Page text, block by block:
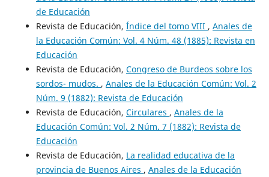
de Educación
Revista de Educación, Índice del tomo VIII , Anales de
la Educación Común: Vol. 4 Núm. 48 (1885): Revista en
Educación
Revista de Educación, Congreso de Burdeos sobre los
sordos- mudos. , Anales de la Educación Común: Vol. 2
Núm. 9 (1882): Revista de Educación
Revista de Educación, Circulares , Anales de la
Educación Común: Vol. 2 Núm. 7 (1882): Revista de
Educación
Revista de Educación, La realidad educativa de la
provincia de Buenos Aires , Anales de la Educación